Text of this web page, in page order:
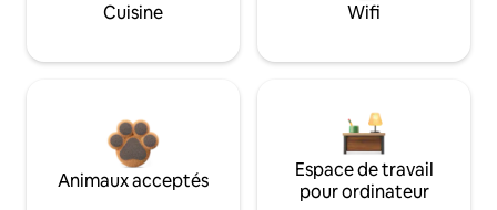
Cuisine Wifi
Animaux acceptés
Espace de travail
pour ordinateur